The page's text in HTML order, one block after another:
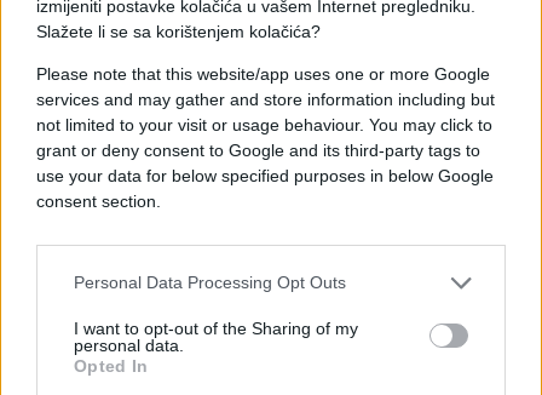
izmijeniti postavke kolačića u vašem Internet pregledniku.
Slažete li se sa korištenjem kolačića?
Please note that this website/app uses one or more Google
services and may gather and store information including but
not limited to your visit or usage behaviour. You may click to
grant or deny consent to Google and its third-party tags to
use your data for below specified purposes in below Google
consent section.
Personal Data Processing Opt Outs
I want to opt-out of the Sharing of my
personal data.
Opted In
#DODIK #Radovan Višković
#Nenad Stevandić